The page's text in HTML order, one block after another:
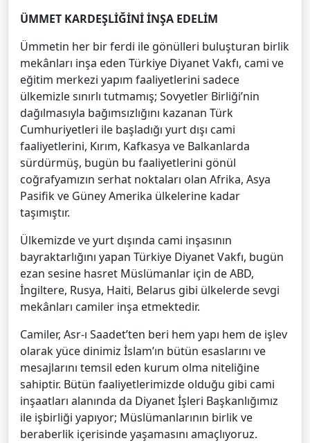
ÜMMET KARDEŞLİĞİNİ İNŞA EDELİM
Ümmetin her bir ferdi ile gönülleri buluşturan birlik
mekânları inşa eden Türkiye Diyanet Vakfı, cami ve
eğitim merkezi yapım faaliyetlerini sadece
ülkemizle sınırlı tutmamış; Sovyetler Birliği’nin
dağılmasıyla bağımsızlığını kazanan Türk
Cumhuriyetleri ile başladığı yurt dışı cami
faaliyetlerini, Kırım, Kafkasya ve Balkanlarda
sürdürmüş, bugün bu faaliyetlerini gönül
coğrafyamızın serhat noktaları olan Afrika, Asya
Pasifik ve Güney Amerika ülkelerine kadar
taşımıştır.
Ülkemizde ve yurt dışında cami inşasının
bayraktarlığını yapan Türkiye Diyanet Vakfı, bugün
ezan sesine hasret Müslümanlar için de ABD,
İngiltere, Rusya, Haiti, Belarus gibi ülkelerde sevgi
mekânları camiler inşa etmektedir.
Camiler, Asr-ı Saadet’ten beri hem yapı hem de işlev
olarak yüce dinimiz İslam’ın bütün esaslarını ve
mesajlarını temsil eden kurum olma niteliğine
sahiptir. Bütün faaliyetlerimizde olduğu gibi cami
inşaatları alanında da Diyanet İşleri Başkanlığımız
ile işbirliği yapıyor; Müslümanlarının birlik ve
beraberlik içerisinde yaşamasını amaçlıyoruz.